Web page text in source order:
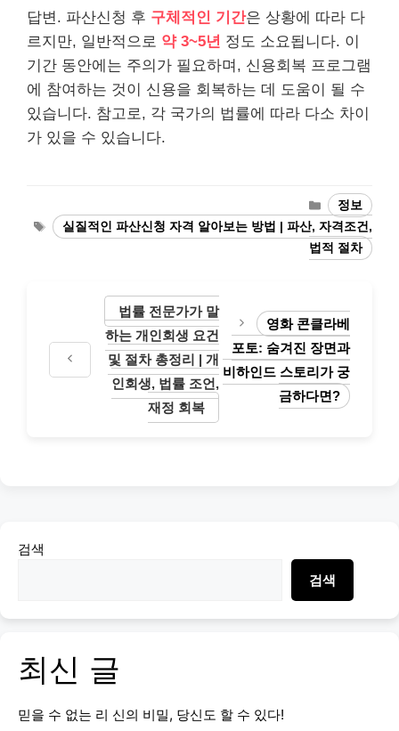
답변. 파산신청 후 구체적인 기간은 상황에 따라 다
르지만, 일반적으로 약 3~5년 정도 소요됩니다. 이
기간 동안에는 주의가 필요하며, 신용회복 프로그램
에 참여하는 것이 신용을 회복하는 데 도움이 될 수
있습니다. 참고로, 각 국가의 법률에 따라 다소 차이
가 있을 수 있습니다.
Categories
정보
Tags
실질적인 파산신청 자격 알아보는 방법 | 파산, 자격조건,
법적 절차
법률 전문가가 말
하는 개인회생 요건
및 절차 총정리 | 개
인회생, 법률 조언,
재정 회복
영화 콘클라베
포토: 숨겨진 장면과
비하인드 스토리가 궁
금하다면?
검색
검색
최신 글
믿을 수 없는 리 신의 비밀, 당신도 할 수 있다!